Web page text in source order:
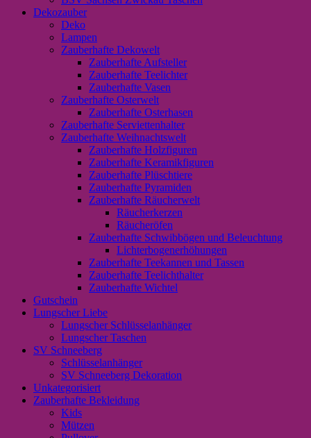
Dekozauber
Deko
Lampen
Zauberhafte Dekowelt
Zauberhafte Aufsteller
Zauberhafte Teelichter
Zauberhafte Vasen
Zauberhafte Osterwelt
Zauberhafte Osterhasen
Zauberhafte Serviettenhalter
Zauberhafte Weihnachtswelt
Zauberhafte Holzfiguren
Zauberhafte Keramikfiguren
Zauberhafte Plüschtiere
Zauberhafte Pyramiden
Zauberhafte Räucherwelt
Räucherkerzen
Räucheröfen
Zauberhafte Schwibbögen und Beleuchtung
Lichterbogenerhöhungen
Zauberhafte Teekannen und Tassen
Zauberhafte Teelichthalter
Zauberhafte Wichtel
Gutschein
Lungscher Liebe
Lungscher Schlüsselanhänger
Lungscher Taschen
SV Schneeberg
Schlüsselanhänger
SV Schneeberg Dekoration
Unkategorisiert
Zauberhafte Bekleidung
Kids
Mützen